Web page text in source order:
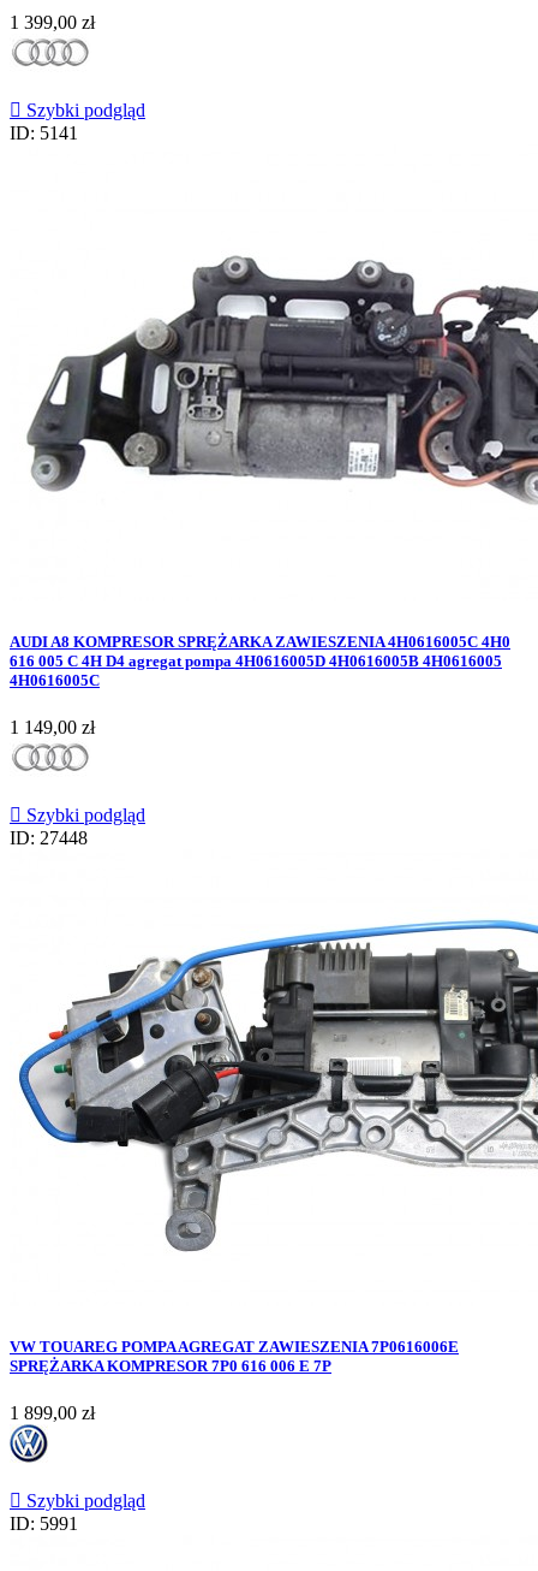
Cena
1 399,00 zł
 Szybki podgląd
ID: 5141
AUDI A8 KOMPRESOR SPRĘŻARKA ZAWIESZENIA 4H0616005C 4H0
616 005 C 4H D4 agregat pompa 4H0616005D 4H0616005B 4H0616005
4H0616005C
Cena
1 149,00 zł
 Szybki podgląd
ID: 27448
VW TOUAREG POMPA AGREGAT ZAWIESZENIA 7P0616006E
SPRĘŻARKA KOMPRESOR 7P0 616 006 E 7P
Cena
1 899,00 zł
 Szybki podgląd
ID: 5991